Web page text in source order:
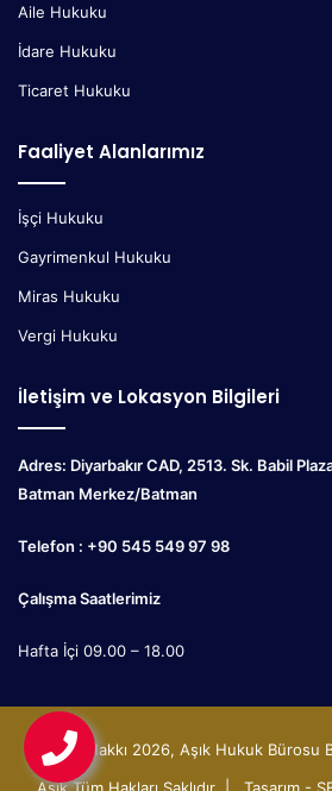
Aile Hukuku
İdare Hukuku
Ticaret Hukuku
Faaliyet Alanlarımız
İşçi Hukuku
Gayrimenkul Hukuku
Miras Hukuku
Vergi Hukuku
İletişim ve Lokasyon Bilgileri
Adres: Diyarbakır CAD, 2513. Sk. Babil
Batman Merkez/Batman
Telefon : +90 545 549 97 98
Çalışma Saatlerimiz
Hafta İçi 09.00 – 18.00
© Telif Hakkı 2026, Aşık Hukuk Bürosu